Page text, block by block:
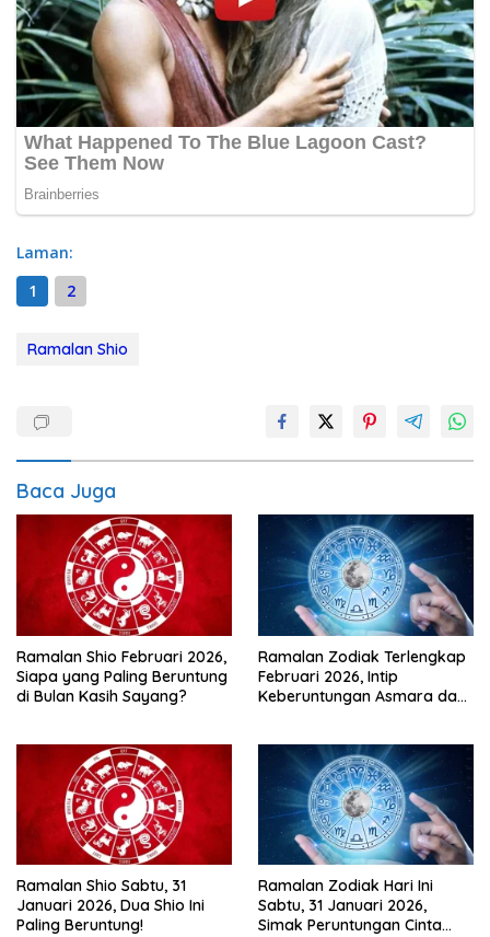
Laman:
1
2
Ramalan Shio
Baca Juga
Ramalan Shio Februari 2026,
Siapa yang Paling Beruntung
di Bulan Kasih Sayang?
Ramalan Zodiak Terlengkap
Februari 2026, Intip
Keberuntungan Asmara dan
Ramalan Shio Sabtu, 31
Januari 2026, Dua Shio Ini
Paling Beruntung!
Ramalan Zodiak Hari Ini
Sabtu, 31 Januari 2026,
Simak Peruntungan Cinta